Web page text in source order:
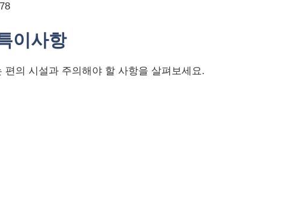
이사항
편의 시설과 주의해야 할 사항을 살펴보세요.